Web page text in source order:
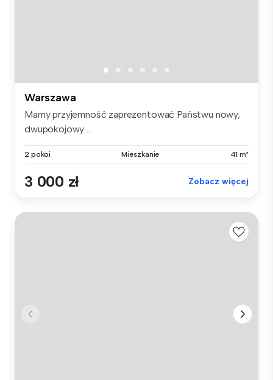
Warszawa
Mamy przyjemność zaprezentować Państwu nowy,
dwupokojowy ...
2 pokoi Mieszkanie 41 m²
3 000 zł Zobacz więcej